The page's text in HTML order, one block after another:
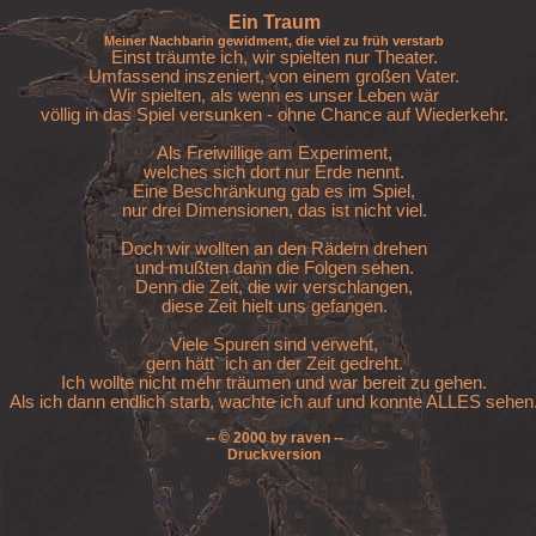
Ein Traum
Meiner Nachbarin gewidment, die viel zu früh verstarb
Einst träumte ich, wir spielten nur Theater.
Umfassend inszeniert, von einem großen Vater.
Wir spielten, als wenn es unser Leben wär
völlig in das Spiel versunken - ohne Chance auf Wiederkehr.
Als Freiwillige am Experiment,
welches sich dort nur Erde nennt.
Eine Beschränkung gab es im Spiel,
nur drei Dimensionen, das ist nicht viel.
Doch wir wollten an den Rädern drehen
und mußten dann die Folgen sehen.
Denn die Zeit, die wir verschlangen,
diese Zeit hielt uns gefangen.
Viele Spuren sind verweht,
gern hätt` ich an der Zeit gedreht.
Ich wollte nicht mehr träumen und war bereit zu gehen.
Als ich dann endlich starb, wachte ich auf und konnte ALLES
-- © 2000 by raven --
Druckversion